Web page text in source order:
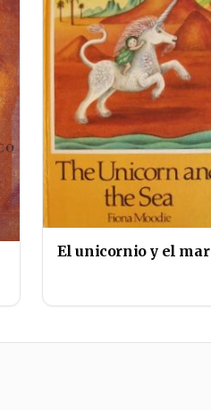
El unicornio y el mar